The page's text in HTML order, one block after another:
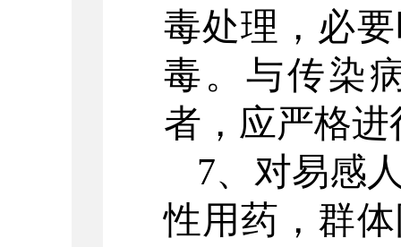
毒处理，必
毒。与传染
者，应严格
7、对易感
性用药，群